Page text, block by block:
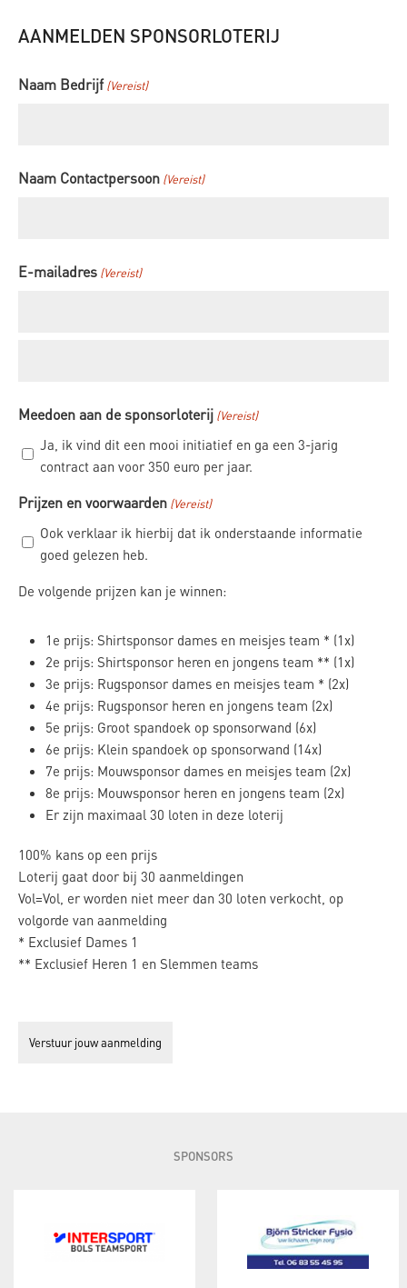
AANMELDEN SPONSORLOTERIJ
Naam Bedrijf (Vereist)
Naam Contactpersoon (Vereist)
E-mailadres (Vereist)
mailadres
bevestigen
Meedoen aan de sponsorloterij (Vereist)
Ja, ik vind dit een mooi initiatief en ga een 3-jarig
contract aan voor 350 euro per jaar.
Prijzen en voorwaarden (Vereist)
Ook verklaar ik hierbij dat ik onderstaande informatie
goed gelezen heb.
De volgende prijzen kan je winnen:
1e prijs: Shirtsponsor dames en meisjes team * (1x)
2e prijs: Shirtsponsor heren en jongens team ** (1x)
3e prijs: Rugsponsor dames en meisjes team * (2x)
4e prijs: Rugsponsor heren en jongens team (2x)
5e prijs: Groot spandoek op sponsorwand (6x)
6e prijs: Klein spandoek op sponsorwand (14x)
7e prijs: Mouwsponsor dames en meisjes team (2x)
8e prijs: Mouwsponsor heren en jongens team (2x)
Er zijn maximaal 30 loten in deze loterij
100% kans op een prijs
Loterij gaat door bij 30 aanmeldingen
Vol=Vol, er worden niet meer dan 30 loten verkocht, op
volgorde van aanmelding
* Exclusief Dames 1
** Exclusief Heren 1 en Slemmen teams
SPONSORS